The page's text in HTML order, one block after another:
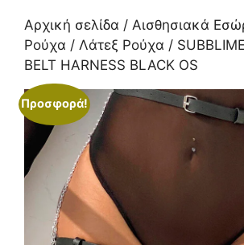
Αρχική σελίδα / Αισθησιακά
Ρούχα / Λάτεξ Ρούχα /
BELT HARNESS BLACK OS
Προσφορά!